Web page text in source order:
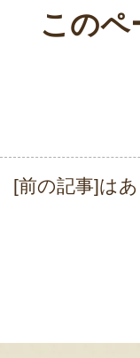
このペ
投
[前の記事]は